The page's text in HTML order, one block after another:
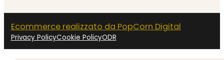
Ecommerce realizzato da PopCorn Digital
Privacy PolicyCookie PolicyODR